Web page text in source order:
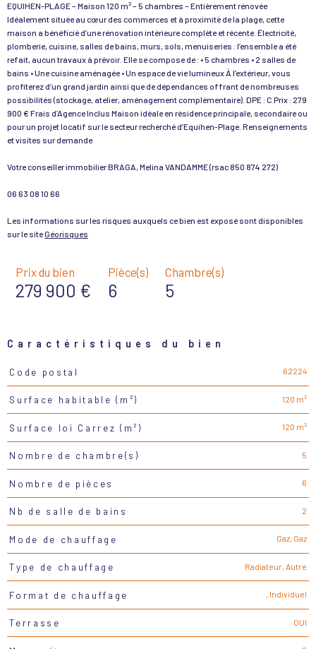
EQUIHEN-PLAGE – Maison 120 m² – 5 chambres – Entièrement rénovée
Idéalement située au cœur des commerces et à proximité de la plage, cette
maison a bénéficié d’une rénovation intérieure complète et récente. Électricité,
plomberie, cuisine, salles de bains, murs, sols, menuiseries : l’ensemble a été
refait, aucun travaux à prévoir. Elle se compose de : • 5 chambres • 2 salles de
bains • Une cuisine aménagée • Un espace de vie lumineux À l’extérieur, vous
profiterez d’un grand jardin ainsi que de dépendances offrant de nombreuses
possibilités (stockage, atelier, aménagement complémentaire). DPE : C Prix : 279
900 € Frais d’Agence Inclus Maison idéale en résidence principale, secondaire ou
pour un projet locatif sur le secteur recherché d’Equihen-Plage. Renseignements
et visites sur demande
Votre conseiller immobilier BRAGA, Melina VANDAMME (rsac 850 874 272)
06 63 08 10 66
Les informations sur les risques auxquels ce bien est exposé sont disponibles
sur le siteGéorisques
Prix du bien
279 900 €
Pièce(s)
6
Chambre(s)
5
Caractéristiques du bien
Caractéristiques
Code postal 62224
Surface habitable (m²) 120 m²
Surface loi Carrez (m²) 120 m²
Nombre de chambre(s) 5
Nombre de pièces 6
Nb de salle de bains 2
Mode de chauffage Gaz, Gaz
Type de chauffage Radiateur, Autre
Format de chauffage , Individuel
Terrasse OUI